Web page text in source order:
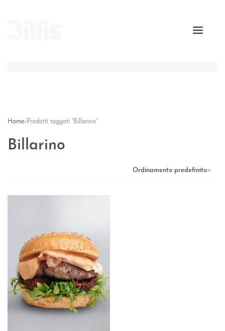
Home› Prodotti taggati “Billarino”
Billarino
Ordinamento predefinito